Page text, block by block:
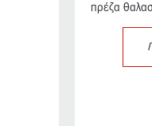
πρέζα